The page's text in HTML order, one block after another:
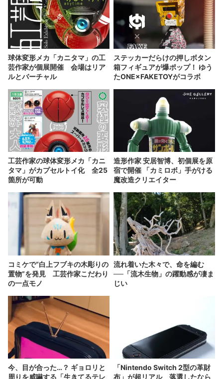
球体変形メカ「カニタマ」の工
芸作家が個展開催 会場はリア
ルとバーチャル
ステッカーだらけの押しボタン
箱フィギュアが爆ポップ！ ゆう
たONE×FAKETOYがコラボ
工芸作家の球体変形メカ「カニ
タマ」がカプセルトイ化 全25
箇所が可動
造形作家 安居智博、初個展を原
宿で開催 「カミロボ」手がける
魔改造クリエイター
コミケで“白上フブキの木彫りの
置物”を発見 工芸作家こだわり
の一点モノ
流れ着いた木々で、命を編む
──「流木生物」の躍動感が凄ま
じい
今、目が合った…？ ギョロリと
周りを威嚇する「生きてるテレ
「Nintendo Switch 2型の革財
布」が超リアル 落選したなら